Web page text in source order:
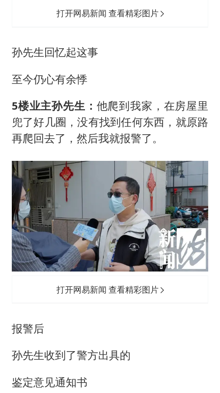
打开网易新闻 查看精彩图片
孙先生回忆起这事
至今仍心有余悸
5楼业主孙先生： 他爬到我家，在房屋里
兜了好几圈，没有找到任何东西，就原路
再爬回去了，然后我就报警了。
打开网易新闻 查看精彩图片
报警后
孙先生收到了警方出具的
鉴定意见通知书